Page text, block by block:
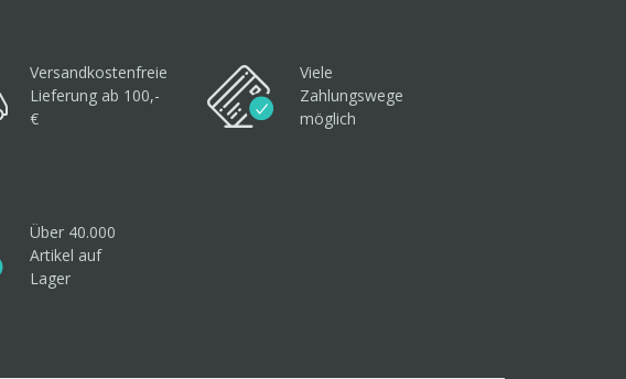
Versandkostenfreie
Lieferung ab 100,-
€
Viele
Zahlungswege
möglich
Über 40.000
Artikel auf
Lager